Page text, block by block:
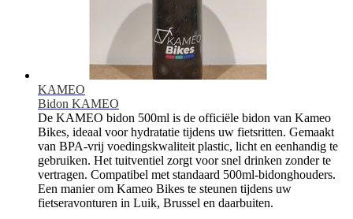
KAMEO
Bidon KAMEO
De KAMEO bidon 500ml is de officiële bidon van Kameo
Bikes, ideaal voor hydratatie tijdens uw fietsritten. Gemaakt
van BPA-vrij voedingskwaliteit plastic, licht en eenhandig te
gebruiken. Het tuitventiel zorgt voor snel drinken zonder te
vertragen. Compatibel met standaard 500ml-bidonghouders.
Een manier om Kameo Bikes te steunen tijdens uw
fietseravonturen in Luik, Brussel en daarbuiten.